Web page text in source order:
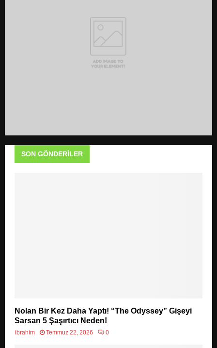
SON GÖNDERILER
Nolan Bir Kez Daha Yaptı! “The Odyssey” Gişeyi
Sarsan 5 Şaşırtıcı Neden!
ibrahim Temmuz 22, 2026 0